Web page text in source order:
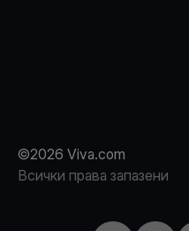
©2026 Viva.com
Всички права запазени